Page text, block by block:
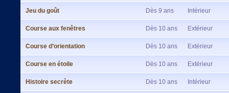
Jeu du goût Dès 9 ans Intérieur
Course aux fenêtres Dès 10 ans Extérieur
Course d’orientation Dès 10 ans Extérieur
Course en étoile Dès 10 ans Extérieur
Histoire secrète Dès 10 ans Intérieur